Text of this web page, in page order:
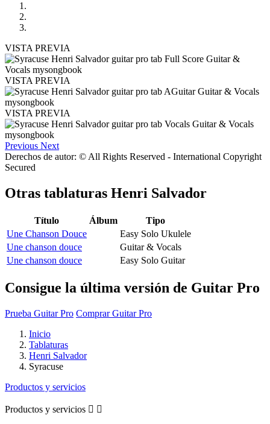
VISTA PREVIA
VISTA PREVIA
VISTA PREVIA
Previous Next
Derechos de autor: © All Rights Reserved - International Copyright
Secured
Otras tablaturas Henri Salvador
Título Álbum
Tipo
Une Chanson Douce
Easy Solo Ukulele
Une chanson douce
Guitar & Vocals
Une chanson douce
Easy Solo Guitar
Consigue la última versión de Guitar Pro
Prueba Guitar Pro Comprar Guitar Pro
Inicio
Tablaturas
Henri Salvador
Syracuse
Productos y servicios
Productos y servicios  